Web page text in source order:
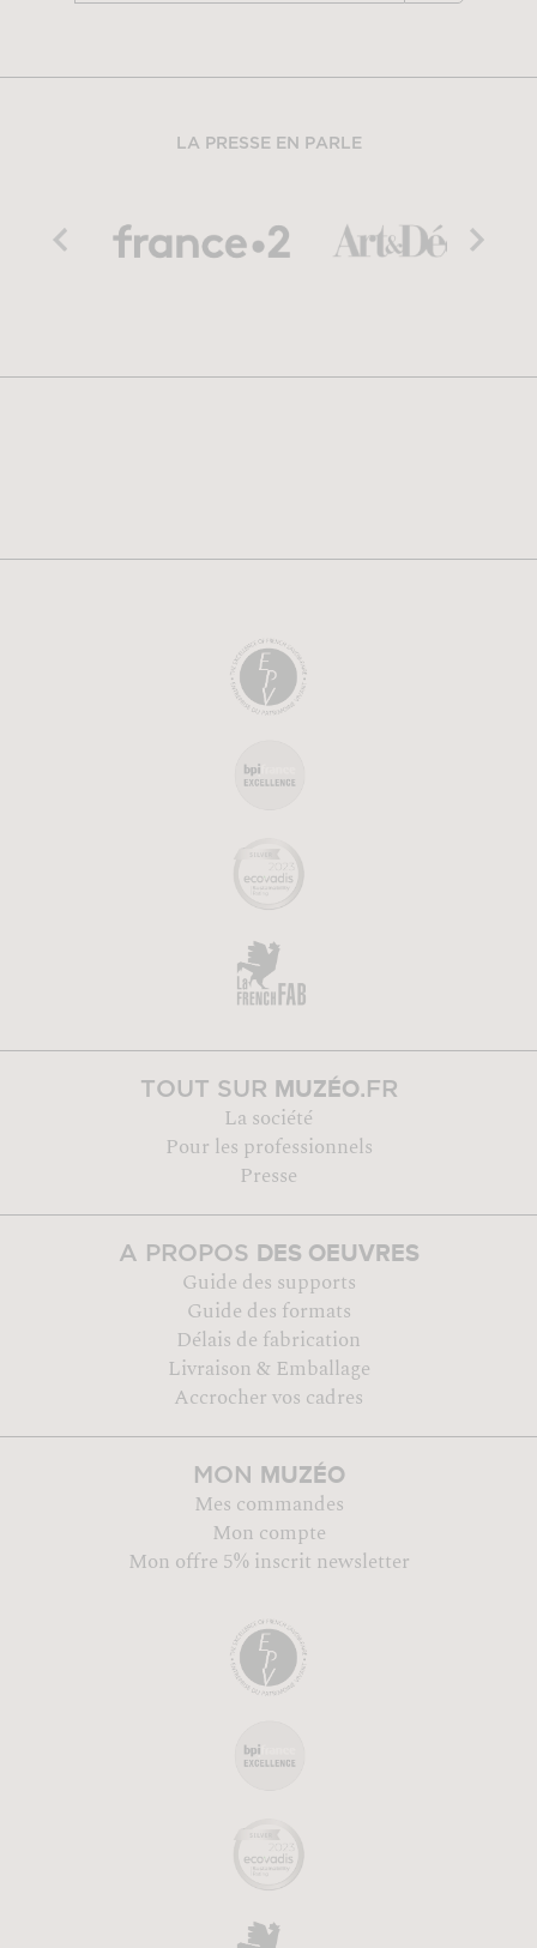
LA PRESSE EN PARLE
TOUT SUR MUZÉO.FR
La société
Pour les professionnels
Presse
A PROPOS DES OEUVRES
Guide des supports
Guide des formats
Délais de fabrication
Livraison & Emballage
Accrocher vos cadres
MON MUZÉO
Mes commandes
Mon compte
Mon offre 5% inscrit newsletter